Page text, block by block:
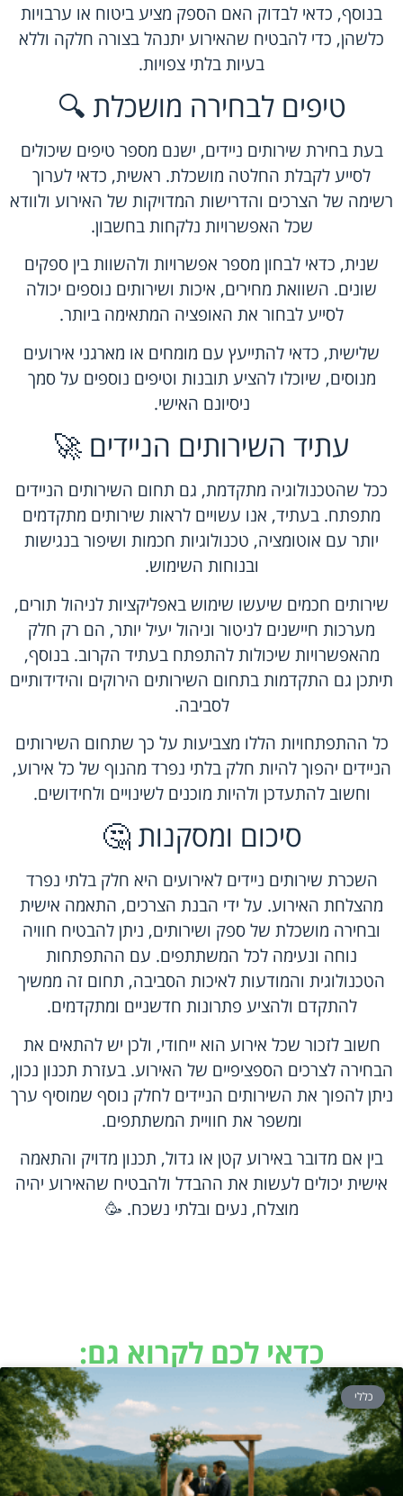
בנוסף, כדאי לבדוק האם הספק מציע ביטוח או ערבויות
כלשהן, כדי להבטיח שהאירוע יתנהל בצורה חלקה וללא
בעיות בלתי צפויות.
טיפים לבחירה מושכלת 🔍
בעת בחירת שירותים ניידים, ישנם מספר טיפים שיכולים
לסייע לקבלת החלטה מושכלת. ראשית, כדאי לערוך
רשימה של הצרכים והדרישות המדויקות של האירוע ולוודא
שכל האפשרויות נלקחות בחשבון.
שנית, כדאי לבחון מספר אפשרויות ולהשוות בין ספקים
שונים. השוואת מחירים, איכות ושירותים נוספים יכולה
לסייע לבחור את האופציה המתאימה ביותר.
שלישית, כדאי להתייעץ עם מומחים או מארגני אירועים
מנוסים, שיוכלו להציע תובנות וטיפים נוספים על סמך
ניסיונם האישי.
עתיד השירותים הניידים 🚀
ככל שהטכנולוגיה מתקדמת, גם תחום השירותים הניידים
מתפתח. בעתיד, אנו עשויים לראות שירותים מתקדמים
יותר עם אוטומציה, טכנולוגיות חכמות ושיפור בנגישות
ובנוחות השימוש.
שירותים חכמים שיעשו שימוש באפליקציות לניהול תורים,
מערכות חיישנים לניטור וניהול יעיל יותר, הם רק חלק
מהאפשרויות שיכולות להתפתח בעתיד הקרוב. בנוסף,
תיתכן גם התקדמות בתחום השירותים הירוקים והידידותיים
לסביבה.
כל ההתפתחויות הללו מצביעות על כך שתחום השירותים
הניידים יהפוך להיות חלק בלתי נפרד מהנוף של כל אירוע,
וחשוב להתעדכן ולהיות מוכנים לשינויים ולחידושים.
סיכום ומסקנות 🤔
השכרת שירותים ניידים לאירועים היא חלק בלתי נפרד
מהצלחת האירוע. על ידי הבנת הצרכים, התאמה אישית
ובחירה מושכלת של ספק ושירותים, ניתן להבטיח חוויה
נוחה ונעימה לכל המשתתפים. עם ההתפתחות
הטכנולוגית והמודעות לאיכות הסביבה, תחום זה ממשיך
להתקדם ולהציע פתרונות חדשניים ומתקדמים.
חשוב לזכור שכל אירוע הוא ייחודי, ולכן יש להתאים את
הבחירה לצרכים הספציפיים של האירוע. בעזרת תכנון נכון,
ניתן להפוך את השירותים הניידים לחלק נוסף שמוסיף ערך
ומשפר את חוויית המשתתפים.
בין אם מדובר באירוע קטן או גדול, תכנון מדויק והתאמה
אישית יכולים לעשות את ההבדל ולהבטיח שהאירוע יהיה
מוצלח, נעים ובלתי נשכח. 🥳
כדאי לכם לקרוא גם:
כללי